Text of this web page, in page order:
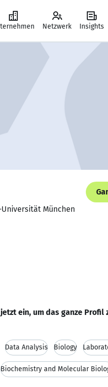
Netzwerk Insights
München
ein, um das ganze Profil
Data Analysis Biology
Biochemistry and Molecular